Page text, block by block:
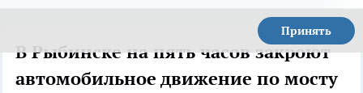
Принять
В Рыбинске на пять часов закроют
автомобильное движение по мосту